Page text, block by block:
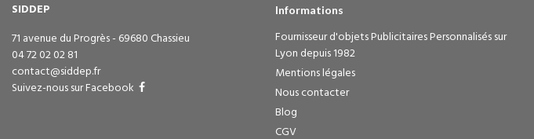
SIDDEP
71 avenue du Progrès - 69680 Chassieu
04 72 02 02 81
contact@siddep.fr
Suivez-nous sur Facebook
Informations
Fournisseur d'objets Publicitaires Personnalisés sur
Lyon depuis 1982
Mentions légales
Nous contacter
Blog
CGV